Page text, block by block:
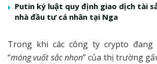
Putin ký luật quy định giao dịch tài
nhà đầu tư cá nhân tại Nga
Trong khi các công ty crypto
“móng vuốt sắc nhọn” của thị trường